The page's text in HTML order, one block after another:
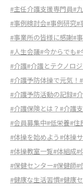
#主任介護支援専門員#
#事例検討会#事例研究#
#事業所の皆様に感謝#
#人生会議#今からでも#
#介護#介護とテクノロ
#介護予防体操で元気！
#介護予防活動の記録#
#介護保険とは？ #介護
#会員募集中#低栄養#住
#体操を始めよう#体操
#体操教室一覧#体組成#
#保健センター#保健師#
#健康な生活習慣#健康